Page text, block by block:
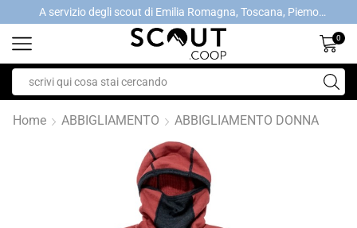
A servizio degli scout di Emilia Romagna, Toscana, Piemonte, Valle d'Aosta- Gratis la spedizione con ordini > €40
0
Home ABBIGLIAMENTO ABBIGLIAMENTO DONNA